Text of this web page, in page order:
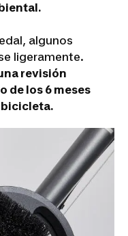
algunos
ligeramente.
revisión
de los 6 meses
bicicleta.